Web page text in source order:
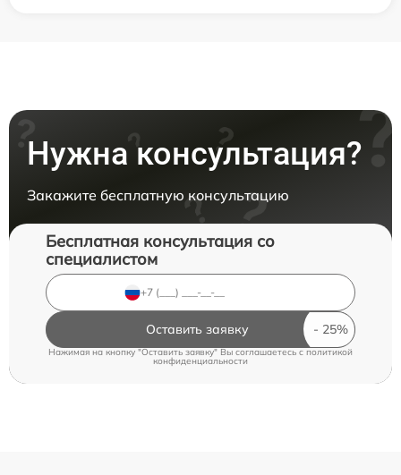
Нужна консультация?
Закажите бесплатную консультацию
Бесплатная консультация со
специалистом
Оставить заявку
Нажимая на кнопку "Оставить заявку" Вы соглашаетесь cполитикой
конфиденциальности